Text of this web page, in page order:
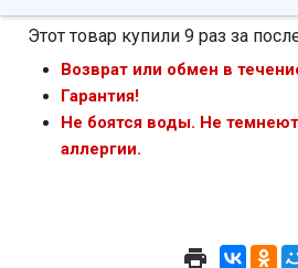
Этот товар купили 9 раз за
Возврат или обмен в
Гарантия!
Не боятся воды. Не
аллергии.